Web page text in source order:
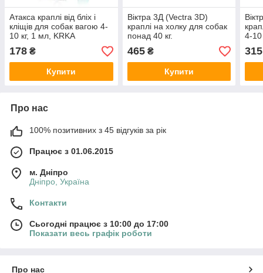
Атакса краплі від бліх і
кліщів для собак вагою 4-
10 кг, 1 мл, KRKA
178 ₴
Купити
Віктра 3Д (Vectra 3D)
краплі на холку для собак
понад 40 кг.
465₴
Купити
4-10
315
Про нас
100% позитивних з 45 відгуків за рік
Працює з 01.06.2015
м. Дніпро
Дніпро, Україна
Контакти
Сьогодні працює з 10:00 до 17:00
Показати весь графік роботи
Про нас